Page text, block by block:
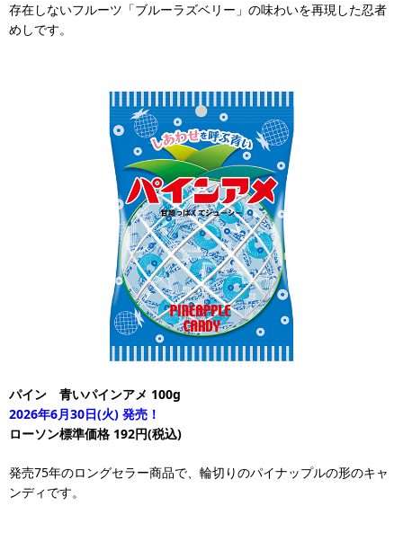
存在しないフルーツ「ブルーラズベリー」の味わいを再現した忍者
めしです。
パイン 青いパインアメ 100g
2026年6月30日(火) 発売！
ローソン標準価格 192円(税込)
発売75年のロングセラー商品で、輪切りのパイナップルの形のキャ
ンディです。